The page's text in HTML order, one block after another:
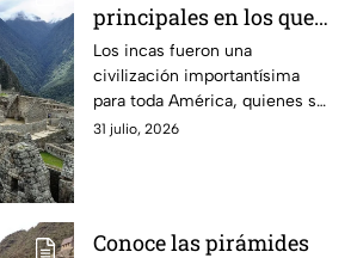
principales en los que
creían los incas
Los incas fueron una
civilización importantísima
para toda América, quienes se
establecieron específicamente
31 julio, 2026
Conoce las pirámides